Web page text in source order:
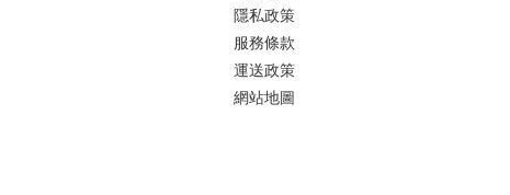
隱私政策
服務條款
運送政策
網站地圖